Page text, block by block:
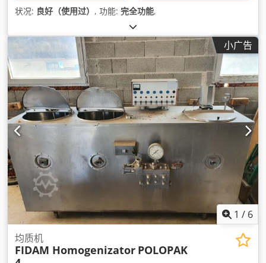
状况: 良好（使用过） , 功能: 完全功能,
小广告
1 / 6
均质机
FIDAM Homogenizator POLOPAK